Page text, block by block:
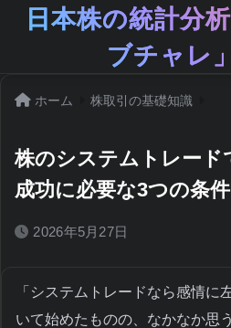
日本株の統計分
ブチャレ
ホーム 株取引の基礎知識
株のシステムトレード
成功に必要な3つの条件
2026年5月27日
「システムトレードなら感情に
いて始めたものの、なかなか思